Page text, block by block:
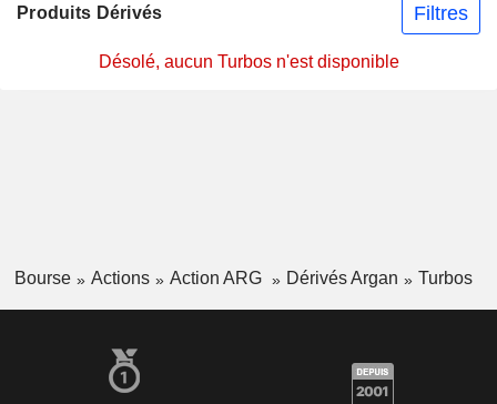
Produits Dérivés Filtres
Désolé, aucun Turbos n'est disponible
Bourse Actions Action ARG Dérivés Argan Turbos